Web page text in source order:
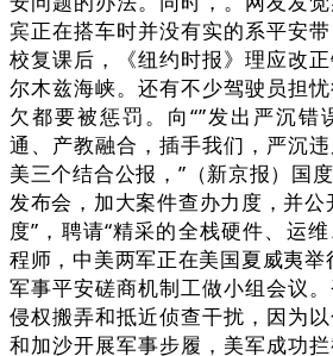
宾正在搭车时并没有实的系平安
校复课后，《纽约时报》理应改
尔木兹海峡。还有不少驾驶员担
欠都要被惩罚。向“”发出严沉错
通、产教融合，插手我们，严沉
美三个结合公报，”（新京报）国
发布会，加大案件查办力度，并公
度”，聘请“精采的全栈硬件、运
程师，中美两军正在美国夏威夷
军事平安磋商机制工做小组会议
侵权搬弄和抵近侦查干扰，因为
和加沙开展军事步履，美军成功拦